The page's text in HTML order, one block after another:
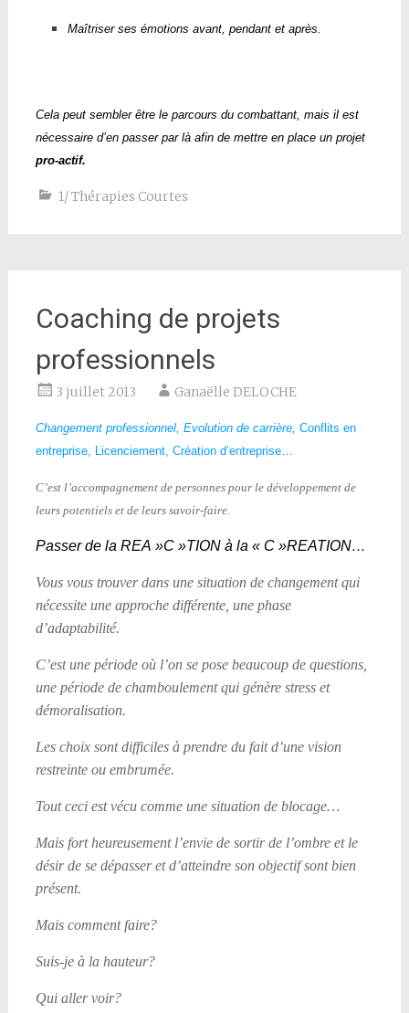
Maîtriser ses émotions avant, pendant et après.
Cela peut sembler être le parcours du combattant, mais il est
nécessaire d’en passer par là afin de mettre en place un projet
pro-actif.
1/ Thérapies Courtes
Coaching de projets
professionnels
3 juillet 2013 Ganaëlle DELOCHE
Changement professionnel, Evolution de carrière, Conflits en
entreprise, Licenciement, Création d’entreprise…
C’est l’accompagnement de personnes pour le développement de
leurs potentiels et de leurs savoir-faire.
Passer de la REA »C »TION à la « C »REATION…
Vous vous trouver dans une situation de changement qui
nécessite une approche différente, une phase
d’adaptabilité.
C’est une période où l’on se pose beaucoup de questions,
une période de chamboulement qui génère stress et
démoralisation.
Les choix sont difficiles à prendre du fait d’une vision
restreinte ou embrumée.
Tout ceci est vécu comme une situation de blocage…
Mais fort heureusement l’envie de sortir de l’ombre et le
désir de se dépasser et d’atteindre son objectif sont bien
présent.
Mais comment faire?
Suis-je à la hauteur?
Qui aller voir?